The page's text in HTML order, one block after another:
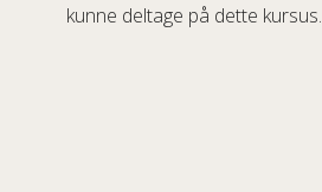
kunne deltage på dette kursus.